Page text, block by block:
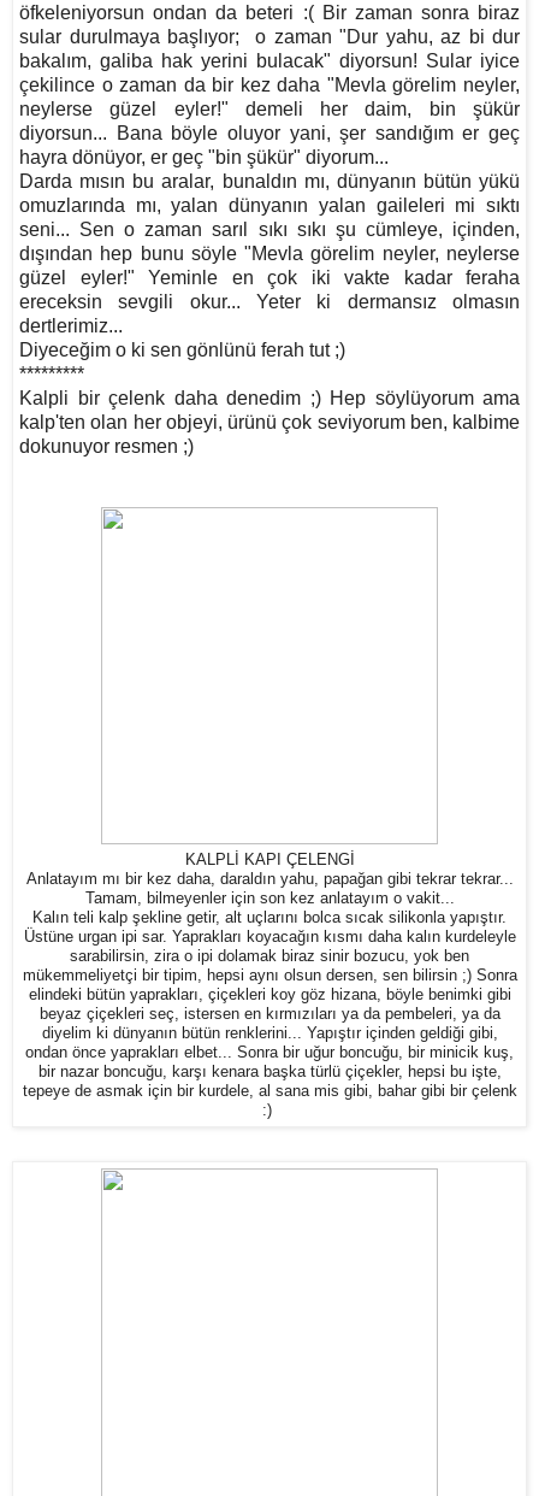
öfkeleniyorsun ondan da beteri :( Bir zaman sonra biraz
sular durulmaya başlıyor; o zaman "Dur yahu, az bi dur
bakalım, galiba hak yerini bulacak" diyorsun! Sular iyice
çekilince o zaman da bir kez daha "Mevla görelim neyler,
neylerse güzel eyler!" demeli her daim, bin şükür
diyorsun... Bana böyle oluyor yani, şer sandığım er geç
hayra dönüyor, er geç "bin şükür" diyorum...
Darda mısın bu aralar, bunaldın mı, dünyanın bütün yükü
omuzlarında mı, yalan dünyanın yalan gaileleri mi sıktı
seni... Sen o zaman sarıl sıkı sıkı şu cümleye, içinden,
dışından hep bunu söyle "Mevla görelim neyler, neylerse
güzel eyler!" Yeminle en çok iki vakte kadar feraha
ereceksin sevgili okur... Yeter ki dermansız olmasın
dertlerimiz...
Diyeceğim o ki sen gönlünü ferah tut ;)
*********
Kalpli bir çelenk daha denedim ;) Hep söylüyorum ama
kalp'ten olan her objeyi, ürünü çok seviyorum ben, kalbime
dokunuyor resmen ;)
KALPLİ KAPI ÇELENGİ
Anlatayım mı bir kez daha, daraldın yahu, papağan gibi tekrar tekrar...
Tamam, bilmeyenler için son kez anlatayım o vakit...
Kalın teli kalp şekline getir, alt uçlarını bolca sıcak silikonla yapıştır.
Üstüne urgan ipi sar. Yaprakları koyacağın kısmı daha kalın kurdeleyle
sarabilirsin, zira o ipi dolamak biraz sinir bozucu, yok ben
mükemmeliyetçi bir tipim, hepsi aynı olsun dersen, sen bilirsin ;) Sonra
elindeki bütün yaprakları, çiçekleri koy göz hizana, böyle benimki gibi
beyaz çiçekleri seç, istersen en kırmızıları ya da pembeleri, ya da
diyelim ki dünyanın bütün renklerini... Yapıştır içinden geldiği gibi,
ondan önce yaprakları elbet... Sonra bir uğur boncuğu, bir minicik kuş,
bir nazar boncuğu, karşı kenara başka türlü çiçekler, hepsi bu işte,
tepeye de asmak için bir kurdele, al sana mis gibi, bahar gibi bir çelenk
:)